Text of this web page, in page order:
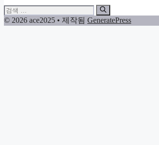
검
색:
© 2026 ace2025 • 제작됨 GeneratePress